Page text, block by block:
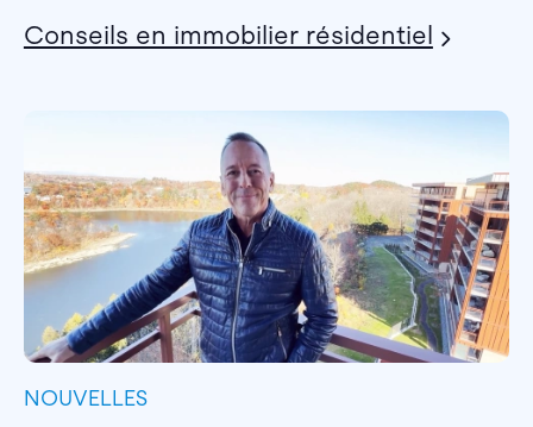
Conseils en immobilier résidentiel
NOUVELLES